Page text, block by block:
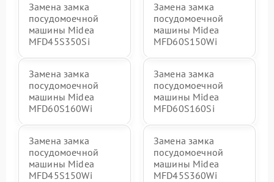
Замена замка
посудомоечной
машины Midea
MFD45S350Si
Замена замка
посудомоечной
машины Midea
MFD60S150Wi
Замена замка
посудомоечной
машины Midea
MFD60S160Wi
Замена замка
посудомоечной
машины Midea
MFD60S160Si
Замена замка
посудомоечной
машины Midea
MFD45S150Wi
Замена замка
посудомоечной
машины Midea
MFD45S360Wi